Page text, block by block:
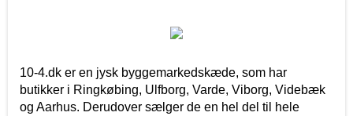
10-4.dk er en jysk byggemarkedskæde, som har
butikker i Ringkøbing, Ulfborg, Varde, Viborg, Videbæk
og Aarhus. Derudover sælger de en hel del til hele